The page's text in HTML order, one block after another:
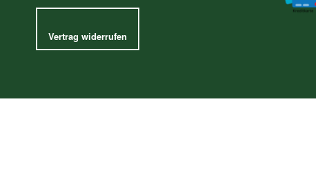
Vertrag widerrufen